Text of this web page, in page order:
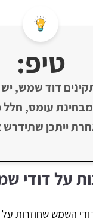
טיפ:
‏דוד שמש, יש
עומס, חלל
ייתכן שתידרש
על דודי
השמש שחוזרות